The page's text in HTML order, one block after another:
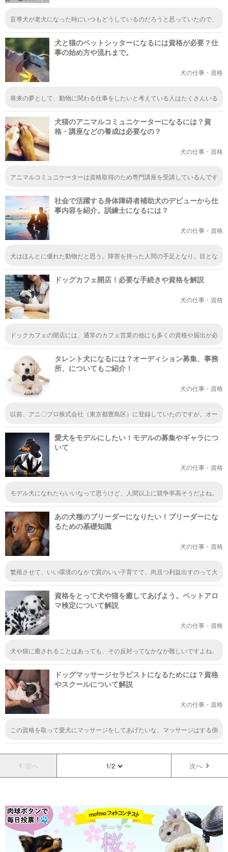
盲導犬が老犬になった時にいつもどうしているのだろうと思っていたので、
育ての親であるパーピーウォーカーが引き取るというのが、とてもいいなと
思いました。
犬と猫のペットシッターになるには資格が必要？仕
事の始め方や流れまで。
犬の仕事・資格
将来の夢として、動物に関わる仕事をしたいと考えている人はたくさんいる
に多くはないと思います。様々な仕事があることを知る機会が増えるといい
ですよね。
犬猫のアニマルコミュニケーターになるには？資
格・講座などの養成は必要なの？
犬の仕事・資格
アニマルコミュニケーターは資格取得のため専門講座を受講しているんです
学が難しかったので、こうした資格を取って少しでも動物に関わる仕事がし
たいですね。
社会で活躍する身体障碍者補助犬のデビューから仕
事内容を紹介。訓練士になるには？
犬の仕事・資格
犬はほんとに優れた動物だと思う。障害を持った人間の手足となり、目とな
仕事をこなすことができる。犬は人間にとって一番のパートナーだと思う。
たくさんの犬が悲しい想いをしている現代だから、安易な気持ちで犬を飼う
のはやめて欲しい。
ドッグカフェ開店！必要な手続きや資格を解説
犬の仕事・資格
ドックカフェの開店には、通常のカフェ営業の他にも多くの資格や届出が必
者を取得しているかどうかで、そのドックカフェの良さが測れそうな気がし
ました。
タレント犬になるには？オーディション募集、事務
所、についてもご紹介！
犬の仕事・資格
以前、アニ〇プロ株式会社（東京都豊島区）に登録していたのですが、オー
出来ない、野良、威嚇、噛む、ノミダニ駆除やワクチン接種をしていない、
エイズ陽性の犬猫で、実際に仕事を貰えるのは１０匹程度。飼い主に対して
「ユーチューブの登録者数を上げる為にペットに危険（高い場所から落ち
る、ドアや壁に体当たりする、ペット同士で喧嘩をさせる、等）な事をさせ
て面白動画を撮影しろと強要されて、応じない飼い主のペットは以降完全無
視し絶対に仕事は貰えなくなる。オーデション、登録は勿論ですが、犬猫の
躾の為の無料講座を全てのペット参加可能の名目で開いて居ますが、実際に
他の動物に使用した道具を洗わず使い回し等最悪のプロダクションでした。
愛犬をモデルにしたい！モデルの募集やギャラにつ
いて
犬の仕事・資格
モデル犬になれたらいいなって思うけど、人間以上に競争率高そうだよね。
あの犬種のブリーダーになりたい！ブリーダーにな
るための基礎知識
犬の仕事・資格
繁殖させて、いい環境のなかで質のいい子育てて、尚且つ利益出すのって大
う。そうなると、お金かけられないから、いい環境保つのも難しくなりそ
う⁉️ 動物が好き経営能力ないと出来ないよね(^_^;)
資格をとって犬や猫を癒してあげよう。ペットアロ
マ検定について解説
犬の仕事・資格
犬や猫に癒されることはあっても、その反対ってなかなか難しいですよね。
なと思います。それでもまずは犬や猫についての知識を増やしてあげること
が大切ですね。
ドッグマッサージセラピストになるためには？資格
やスクールについて解説
犬の仕事・資格
この資格を取って愛犬にマッサージをしてあげたいな。マッサージはする側
す。自分の手で行うことができたら良いなと思うので、勉強を頑張りたいで
すっ。
前へ 1/2 次へ